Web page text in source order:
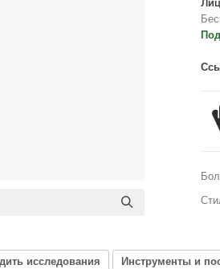
исследования Инструменты и